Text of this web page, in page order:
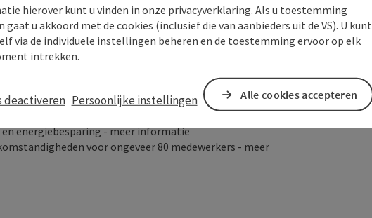
naar het centraal station Linz en op vrijdag van/naar het
coördinatie van uw vakantie aankomst en vertrek
community
- een online platform om te zien wie er nog meer in
energiebesparing -meer informatie
voor ongeveer 80 medewerkers - meer
hierover kunt u vinden in onze privacyverklaring. Als u toestemming
gaat u akkoord met de cookies (inclusief die van aanbieders uit de VS). U kunt
via de individuele instellingen beheren en de toestemming ervoor op elk
intrekken.
deactiveren Persoonlijke instellingen Alle cookies accepteren